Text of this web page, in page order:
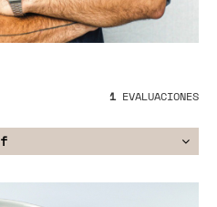
1 EVALUACIONES